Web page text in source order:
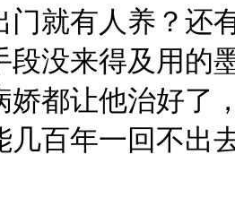
门就有人养？还
段没来得及用的
娇都让他治好了
几百年一回不